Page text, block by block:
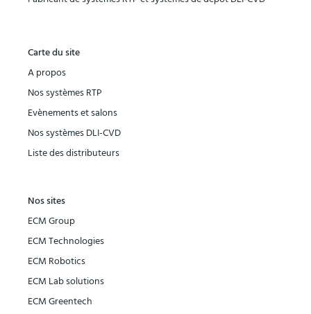
Carte du site
A propos
Nos systèmes RTP
Evènements et salons
Nos systèmes DLI-CVD
Liste des distributeurs
Nos sites
ECM Group
ECM Technologies
ECM Robotics
ECM Lab solutions
ECM Greentech